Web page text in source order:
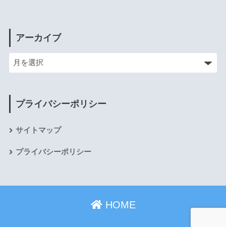
アーカイブ
プライバシーポリシー
サイトマップ
プライバシーポリシー
HOME